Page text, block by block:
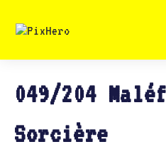
content
049/204
Sorcière